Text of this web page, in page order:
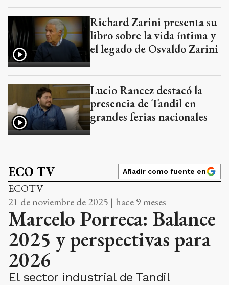
Richard Zarini presenta su
libro sobre la vida íntima y
el legado de Osvaldo Zarini
Lucio Rancez destacó la
presencia de Tandil en
grandes ferias nacionales
ECO TV Añadir como fuente en
ECOTV
21 de noviembre de 2025 | hace 9 meses
Marcelo Porreca: Balance
2025 y perspectivas para
2026
El sector industrial de Tandil